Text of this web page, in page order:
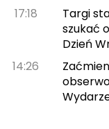
17:18
Targi
szukać
Dzień
14:26